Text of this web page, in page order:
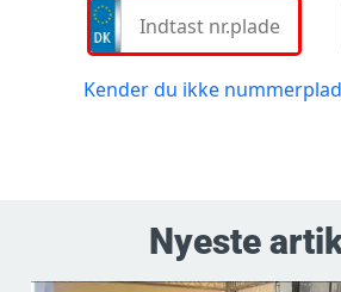
Nyeste